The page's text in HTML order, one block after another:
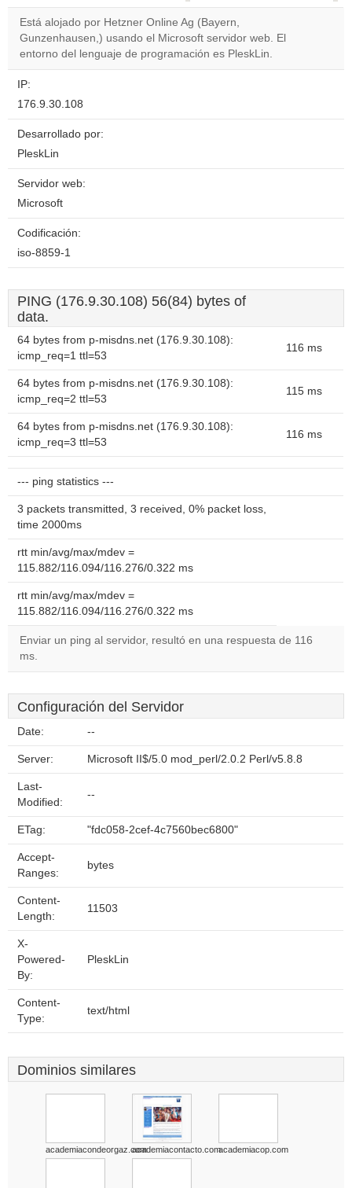
correctly.
Do you
own this
Está alojado por Hetzner Online Ag (Bayern,
Gunzenhausen,) usando el Microsoft servidor web. El
entorno del lenguaje de programación es PleskLin.
IP:
176.9.30.108
Desarrollado por:
PleskLin
Servidor web:
Microsoft
Codificación:
iso-8859-1
PING (176.9.30.108) 56(84) bytes of
data.
64 bytes from p-misdns.net (176.9.30.108):
icmp_req=1 ttl=53
116 ms
64 bytes from p-misdns.net (176.9.30.108):
icmp_req=2 ttl=53
115 ms
64 bytes from p-misdns.net (176.9.30.108):
icmp_req=3 ttl=53
116 ms
--- ping statistics ---
3 packets transmitted, 3 received, 0% packet loss,
time 2000ms
rtt min/avg/max/mdev =
115.882/116.094/116.276/0.322 ms
rtt min/avg/max/mdev =
115.882/116.094/116.276/0.322 ms
Enviar un ping al servidor, resultó en una respuesta de 116
ms.
Configuración del Servidor
Date: --
Server: Microsoft II$/5.0 mod_perl/2.0.2 Perl/v5.8.8
Last-
Modified:
--
ETag: "fdc058-2cef-4c7560bec6800"
Accept-
Ranges:
bytes
Content-
Length:
11503
X-
Powered-
By:
PleskLin
Content-
Type:
text/html
Dominios similares
academiacondeorgaz.comacademiacontacto.comacademiacop.com